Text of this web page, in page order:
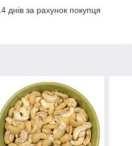
днів за рахунок покупця